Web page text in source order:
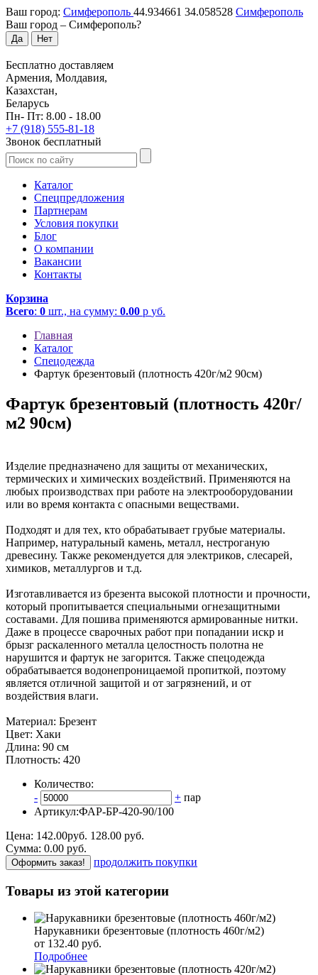
Ваш город: Симферополь 44.934661 34.058528 Симферополь
Ваш город – Симферополь?
Да Нет
Бесплатно доставляем
Армения, Молдавия,
Казахстан,
Беларусь
Пн- Пт: 8.00 - 18.00
+7 (918) 555-81-18
Звонок бесплатный
Каталог
Спецпредложения
Партнерам
Условия покупки
Блог
О компании
Вакансии
Контакты
Корзина
Всего: 0 шт., на сумму: 0.00 р уб.
Главная
Каталог
Спецодежда
Фартук брезентовый (плотность 420г/м2 90см)
Фартук брезентовый (плотность 420г/
м2 90см)
Изделие предназначено для защиты от механических,
термических и химических воздействий. Применяются на
любых производствах при работе на электрооборудовании
или во время контакта с опасными веществами.
Подходят и для тех, кто обрабатывает грубые материалы.
Например, натуральный камень, металл, нестроганую
древесину. Также рекомендуется для электриков, слесарей,
химиков, металлургов и т.д.
Изготавливается из брезента высокой плотности и прочности,
который пропитывается специальными огнезащитными
составами. Для пошива применяются армированные нитки.
Даже в процессе сварочных работ при попадании искр и
брызг раскаленного металла целостность полотна не
нарушится и фартук не загорится. Также спецодежда
обрабатывается водонепроницаемой пропиткой, поэтому
является отличной защитой и от загрязнений, и от
воздействия влаги.
Материал: Брезент
Цвет: Хаки
Длина: 90 см
Плотность: 420
Количество:
-
+ пар
Артикул:ФАР-БР-420-90/100
Цена: 142.00руб. 128.00 руб.
Сумма: 0.00 руб.
Оформить заказ! продолжить покупки
Товары из этой категории
Нарукавники брезентовые (плотность 460г/м2)
от 132.40 руб.
Подробнее